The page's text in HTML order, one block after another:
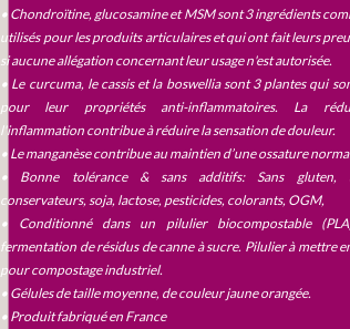
S
• Chondroïtine, glucosamine et MSM sont 3 ingrédients
utilisés pour les produits articulaires et qui ont fait leurs
si aucune allégation concernant leur usage n'est autorisée.
• Le curcuma, le cassis et la boswellia sont 3 plantes qui
pour leur propriétés anti-inflammatoires. La
l'inflammation contribue à réduire la sensation de douleur.
• Le manganèse contribue au maintien d’une ossature
• Bonne tolérance & sans additifs: Sans gluten,
conservateurs, soja, lactose, pesticides, colorants, OGM,
• Conditionné dans un pilulier biocompostable
fermentation de résidus de canne à sucre. Pilulier à mettre
pour compostage industriel.
• Gélules de taille moyenne, de couleur jaune orangée.
• Produit fabriqué en France